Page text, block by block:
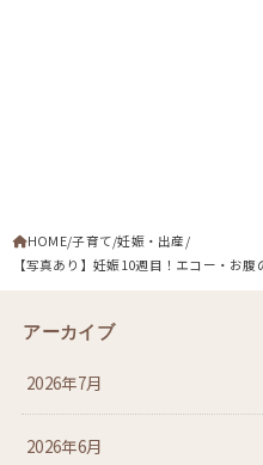
HOME 子育て 妊娠・出産
【写真あり】妊娠10週目！エコー・お
アーカイブ
2026年7月
2026年6月